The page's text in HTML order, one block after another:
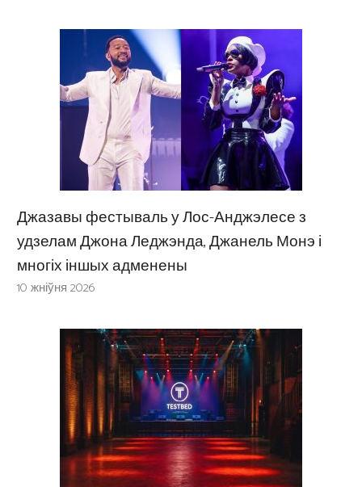
Джазавы фестываль у Лос-Анджэлесе з
удзелам Джона Леджэнда, Джанель Монэ і
многіх іншых адменены
10 жніўня 2026